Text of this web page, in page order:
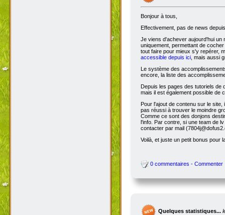
Bonjour à tous,
Effectivement, pas de news
Je viens d'achever aujourd'hui
uniquement, permettant de
tout faire pour mieux s'y repérer,
accessible depuis ici, mais aussi
Le système des
encore, la liste des
Depuis les pages des tutoriels de
mais il est également possible de
Pour l'ajout de contenu sur le
pas réussi à trouver le moindre
Comme ce sont des donjons
l'info. Par contre, si une team de
contacter par mail
Voilà, et juste un petit bonus pour
0 commentaires - Commenter
Quelques statistiques...